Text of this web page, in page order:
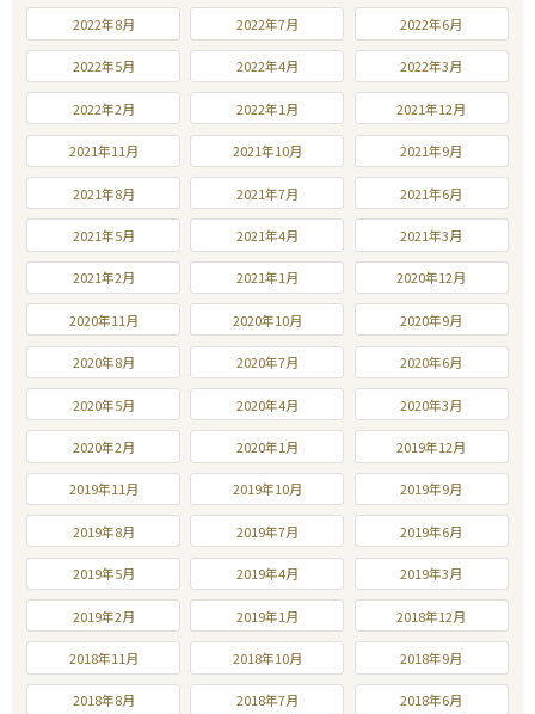
2022年8月 2022年7月 2022年6月
2022年5月 2022年4月 2022年3月
2022年2月 2022年1月 2021年12月
2021年11月 2021年10月 2021年9月
2021年8月 2021年7月 2021年6月
2021年5月 2021年4月 2021年3月
2021年2月 2021年1月 2020年12月
2020年11月 2020年10月 2020年9月
2020年8月 2020年7月 2020年6月
2020年5月 2020年4月 2020年3月
2020年2月 2020年1月 2019年12月
2019年11月 2019年10月 2019年9月
2019年8月 2019年7月 2019年6月
2019年5月 2019年4月 2019年3月
2019年2月 2019年1月 2018年12月
2018年11月 2018年10月 2018年9月
2018年8月 2018年7月 2018年6月